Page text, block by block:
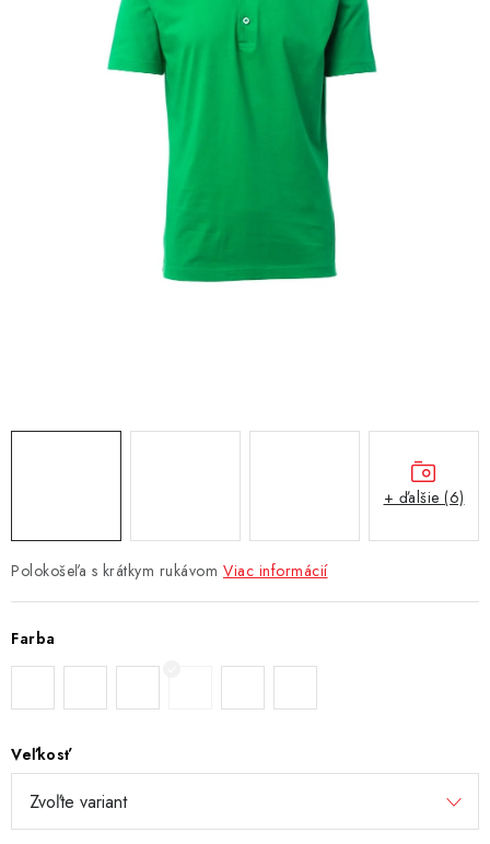
Pre firmy
Doprava, platba a zľavy
Potlač lôg
Formulár na výmenu tovaru
Reklamačný poriadok
Formulár na vrátenie tovaru /odstúpenie od zmluvy
Zásady ochrany osobných údajov
Polokošeľa s krátkym rukávom Viac informácií
Farba
Veľkosť
+ ďalšie (6)